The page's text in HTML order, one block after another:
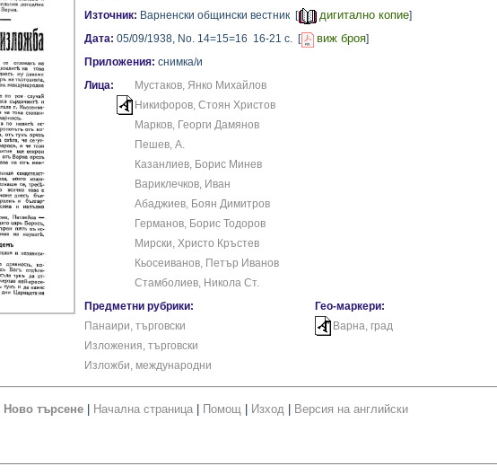
Източник: Варненски общински вестник [ дигитално копие]
Дата: 05/09/1938, No. 14=15=16 16-21 с. [ виж броя]
Приложения: снимка/и
Лица:
Мустаков, Янко Михайлов
Никифоров, Стоян Христов
Марков, Георги Дамянов
Пешев, А.
Казанлиев, Борис Минев
Вариклечков, Иван
Абаджиев, Боян Димитров
Германов, Борис Тодоров
Мирски, Христо Кръстев
Кьосеиванов, Петър Иванов
Стамболиев, Никола Ст.
Предметни рубрики:
Панаири, търговски
Изложения, търговски
Изложби, международни
Гео-маркери:
Варна, град
Ново търсене Начална страница Помощ Изход Версия на английски